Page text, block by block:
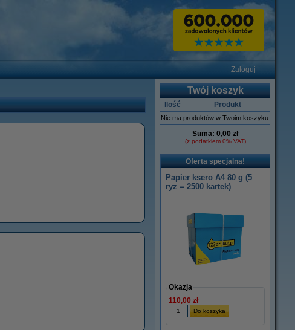
Zaloguj
Twój koszyk
Ilość Produkt
Nie ma produktów w Twoim koszyku.
Suma: 0,00 zł
(z podatkiem 0% VAT)
Oferta specjalna!
Papier ksero A4 80 g (5
ryz = 2500 kartek)
Okazja
110,00 zł